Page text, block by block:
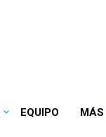
EQUIPO MÁS